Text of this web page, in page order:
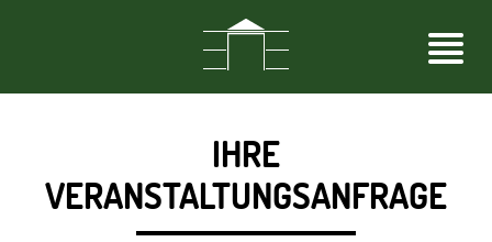
IHRE
VERANSTALTUNGSANFRAGE